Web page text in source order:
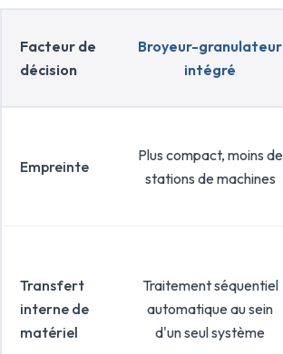
Facteur de
décision
Broyeur-granulateur
intégré
Empreinte
Plus compact, moins de
stations de machines
Transfert
interne de
matériel
Traitement séquentiel
automatique au sein
d'un seul système